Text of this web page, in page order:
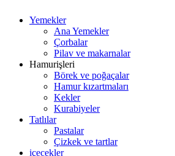
Yemekler
Ana Yemekler
Çorbalar
Pilav ve makarnalar
Hamurişleri
Börek ve poğaçalar
Hamur kızartmaları
Kekler
Kurabiyeler
Tatlılar
Pastalar
Çizkek ve tartlar
içecekler